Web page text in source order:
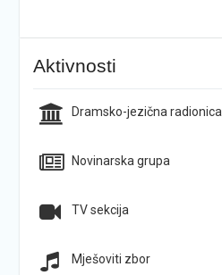
Aktivnosti
Dramsko-jezična radionica
Novinarska grupa
TV sekcija
Mješoviti zbor